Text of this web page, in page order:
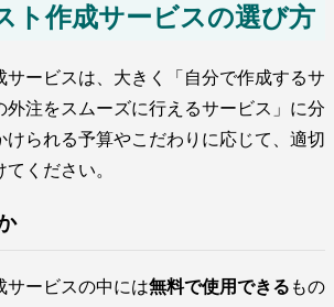
ト作成サービスの選び方
サービスは、大きく「自分で作成するサ
外注をスムーズに行えるサービス」に分
けられる予算やこだわりに応じて、適切
ください。
サービスの中には無料で使用できる もの